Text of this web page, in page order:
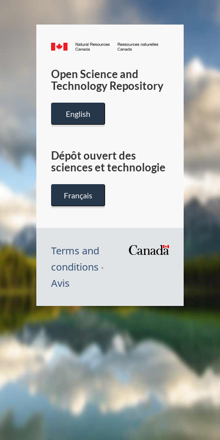
Canada.ca
/
Canada
Open Science and
Technology Repository
English
Dépôt ouvert des
sciences et technologie
Français
Terms and
conditions
Avis
Symbole
du